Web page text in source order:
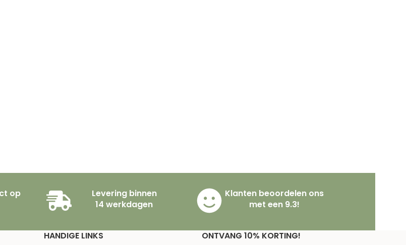
op
Levering binnen
14 werkdagen
Klanten beoordelen ons
met een 9.3!
HANDIGE LINKS ONTVANG 10% KORTING!